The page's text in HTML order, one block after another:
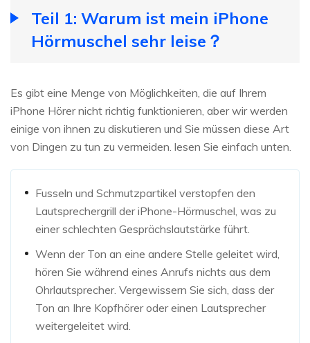
Teil 1: Warum ist mein iPhone
Hörmuschel sehr leise？
Es gibt eine Menge von Möglichkeiten, die auf Ihrem
iPhone Hörer nicht richtig funktionieren, aber wir werden
einige von ihnen zu diskutieren und Sie müssen diese Art
von Dingen zu tun zu vermeiden. lesen Sie einfach unten.
Fusseln und Schmutzpartikel verstopfen den
Lautsprechergrill der iPhone-Hörmuschel, was zu
einer schlechten Gesprächslautstärke führt.
Wenn der Ton an eine andere Stelle geleitet wird,
hören Sie während eines Anrufs nichts aus dem
Ohrlautsprecher. Vergewissern Sie sich, dass der
Ton an Ihre Kopfhörer oder einen Lautsprecher
weitergeleitet wird.